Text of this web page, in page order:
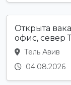
Открыта
офис, север
Тель Авив
04.08.2026